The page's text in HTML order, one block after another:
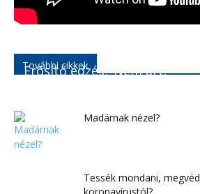
További cikkek
Erősítő edzés? Nem árt!
Madárnak nézel?
Tessék mondani,